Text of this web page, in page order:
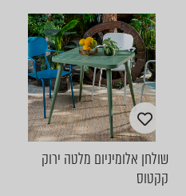
שולחן אלומיניום מלטה ירוק
קקטוס